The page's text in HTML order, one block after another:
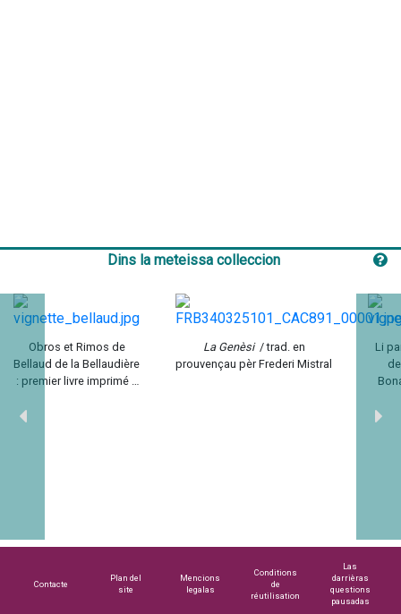
Dins la meteissa colleccion
Obros et Rimos de
Bellaud de la Bellaudière
: premier livre imprimé à
La Genèsi / trad. en
prouvençau pèr Frederi Mistral
Li
Contacte
Plan del
site
Mencions
legalas
Conditions
de
réutilisation
Las
darrièras
questions
pausadas